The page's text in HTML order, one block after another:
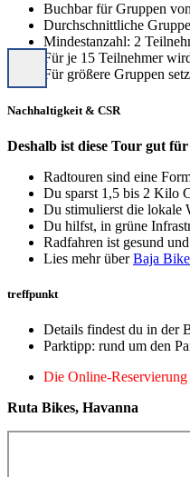
Buchbar für Gruppen
Durchschnittliche
Mindestanzahl: 2
Für je 15 Teilnehmer
Für größere Gruppen
Nachhaltigkeit & CSR
Deshalb ist diese Tour gut
Radtouren sind eine
Du sparst 1,5 bis 2 Kilo
Du stimulierst die lokale
Du hilfst, in grüne
Radfahren ist gesund
Lies mehr überBaja
treffpunkt
Details findest du in der
Parktipp: rund um den
Die Online-
Ruta Bikes, Havanna